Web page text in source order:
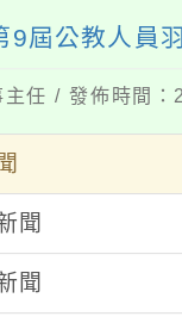
9屆公教人員
主任 / 發佈時間
聞
聞